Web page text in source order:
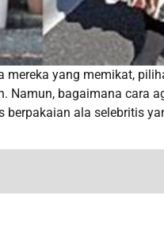
mereka yang memikat,
Namun, bagaimana cara
ala selebritis